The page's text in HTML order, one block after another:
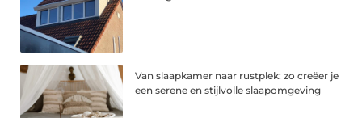
Van slaapkamer naar rustplek: zo creëer je
een serene en stijlvolle slaapomgeving